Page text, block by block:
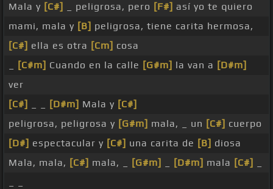
Mala y [C#] _ peligrosa, pero [F#] así yo te quiero
mami, mala y [B] peligrosa, tiene carita hermosa,
[C#] ella es otra [Cm] cosa
[C#m] Cuando en la calle [G#m] la van a [D#m]
ver
[C#]
[D#m] Mala y [C#]
peligrosa, peligrosa y [G#m] mala, _ un [C#] cuerpo
[D#] espectacular y [C#] una carita de [B] diosa
Mala, mala, [C#] mala, _ [G#m] [D#m] mala [C#]